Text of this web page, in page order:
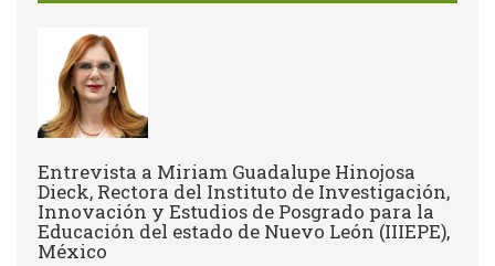
Entrevista a Miriam Guadalupe Hinojosa
Dieck, Rectora del Instituto de Investigación,
Innovación y Estudios de Posgrado para la
Educación del estado de Nuevo León (IIIEPE),
México